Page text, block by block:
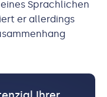
Sprachlichen
er allerdings